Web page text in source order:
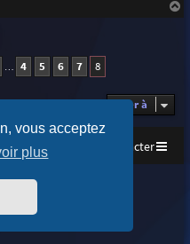
vous acceptez
plus
… 4 5 6 7 8
Aller à
Nous contacter
Ian Bradley
© phpBB Limited
fr.com